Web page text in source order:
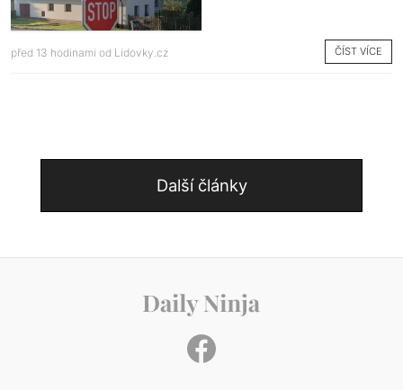
před 13 hodinami od Lidovky.cz ČÍST VÍCE
Další články